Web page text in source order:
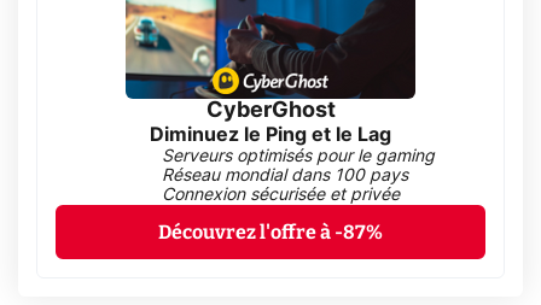
CyberGhost
Diminuez le Ping et le Lag
Serveurs optimisés pour le gaming
Réseau mondial dans 100 pays
Connexion sécurisée et privée
Découvrez l'offre à -87%